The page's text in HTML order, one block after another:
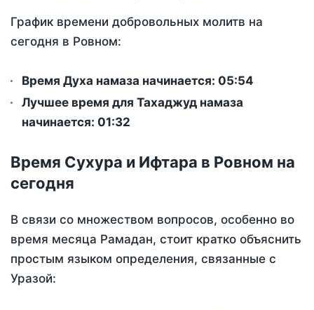
График времени добровольных молитв на
сегодня в Ровном:
Время Духа намаза начинается: 05:54
Лучшее время для Тахаджуд намаза
начинается: 01:32
Время Сухура и Ифтара в Ровном на
сегодня
В связи со множеством вопросов, особенно во
время месяца Рамадан, стоит кратко объяснить
простым языком определения, связанные с
Уразой: